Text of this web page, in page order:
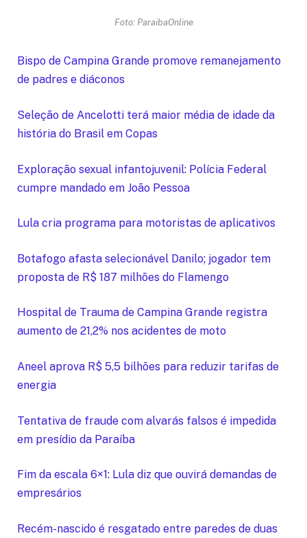
Foto: ParaibaOnline
Bispo de Campina Grande promove remanejamento
de padres e diáconos
Seleção de Ancelotti terá maior média de idade da
história do Brasil em Copas
Exploração sexual infantojuvenil: Polícia Federal
cumpre mandado em João Pessoa
Lula cria programa para motoristas de aplicativos
Botafogo afasta selecionável Danilo; jogador tem
proposta de R$ 187 milhões do Flamengo
Hospital de Trauma de Campina Grande registra
aumento de 21,2% nos acidentes de moto
Aneel aprova R$ 5,5 bilhões para reduzir tarifas de
energia
Tentativa de fraude com alvarás falsos é impedida
em presídio da Paraíba
Fim da escala 6×1: Lula diz que ouvirá demandas de
empresários
Recém-nascido é resgatado entre paredes de duas